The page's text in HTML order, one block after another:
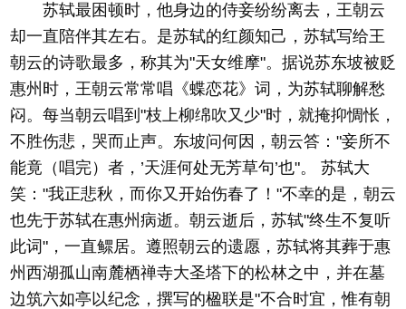
苏轼最困顿时，他身边的侍妾纷纷离去，王朝云
却一直陪伴其左右。是苏轼的红颜知己，苏轼写给王
朝云的诗歌最多，称其为"天女维摩"。据说苏东坡被贬
惠州时，王朝云常常唱《蝶恋花》词，为苏轼聊解愁
闷。每当朝云唱到"枝上柳绵吹又少"时，就掩抑惆怅，
不胜伤悲，哭而止声。东坡问何因，朝云答："妾所不
能竟（唱完）者，’天涯何处无芳草句’也"。 苏轼大
笑："我正悲秋，而你又开始伤春了！"不幸的是，朝云
也先于苏轼在惠州病逝。朝云逝后，苏轼"终生不复听
此词"，一直鳏居。遵照朝云的遗愿，苏轼将其葬于惠
州西湖孤山南麓栖禅寺大圣塔下的松林之中，并在墓
边筑六如亭以纪念，撰写的楹联是"不合时宜，惟有朝